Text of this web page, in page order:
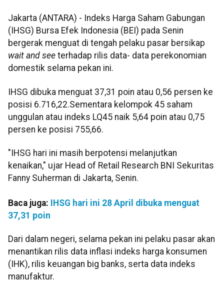
Jakarta (ANTARA) - Indeks Harga Saham Gabungan
(IHSG) Bursa Efek Indonesia (BEI) pada Senin
bergerak menguat di tengah pelaku pasar bersikap
wait and see terhadap rilis data- data perekonomian
domestik selama pekan ini.
IHSG dibuka menguat 37,31 poin atau 0,56 persen ke
posisi 6.716,22.Sementara kelompok 45 saham
unggulan atau indeks LQ45 naik 5,64 poin atau 0,75
persen ke posisi 755,66.
"IHSG hari ini masih berpotensi melanjutkan
kenaikan," ujar Head of Retail Research BNI Sekuritas
Fanny Suherman di Jakarta, Senin.
Baca juga:
IHSG hari ini 28 April dibuka menguat
37,31 poin
Dari dalam negeri, selama pekan ini pelaku pasar akan
menantikan rilis data inflasi indeks harga konsumen
(IHK), rilis keuangan big banks, serta data indeks
manufaktur.